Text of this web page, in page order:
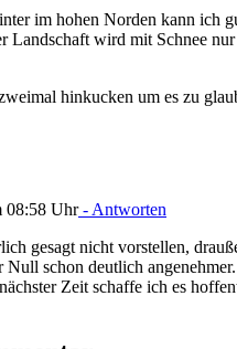
im hohen Norden kann ich
Landschaft wird mit Schnee
hinkucken um es zu
08:58 Uhr- Antworten
gesagt nicht vorstellen,
Null schon deutlich angenehmer.
Zeit schaffe ich es